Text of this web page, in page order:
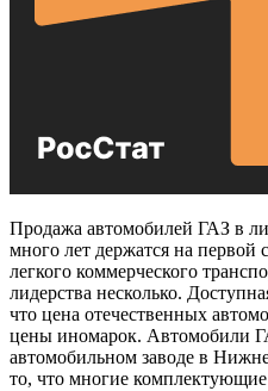
Продажа автомобилей ГАЗ в
много лет держатся на первой
легкого коммерческого
лидерства несколько.
что цена отечественных
цены иномарок. Автомобили
автомобильном заводе в
то, что многие